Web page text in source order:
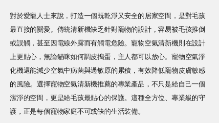
對於愛寵人士來說，打造一個既乾淨又安全的居家空間，是對毛孩
最直接的關愛。傳統清新機缺乏針對寵物的設計，容易被毛孩推倒
或誤觸，甚至因電線外露而有觸電危險。寵物空氣清新機則在設計
上更貼心，無論貓咪如何調皮搗蛋，主人都可以放心。寵物空氣淨
化機還能減少空氣中病菌與過敏原的累積，有效降低寵物皮膚敏感
的風險。選擇寵物空氣清新機推薦的專業產品，不只是給自己一個
潔淨的空間，更是給毛孩最貼心的保護。這種全方位、專業級的守
護，正是每個寵物家庭不可或缺的生活裝備。